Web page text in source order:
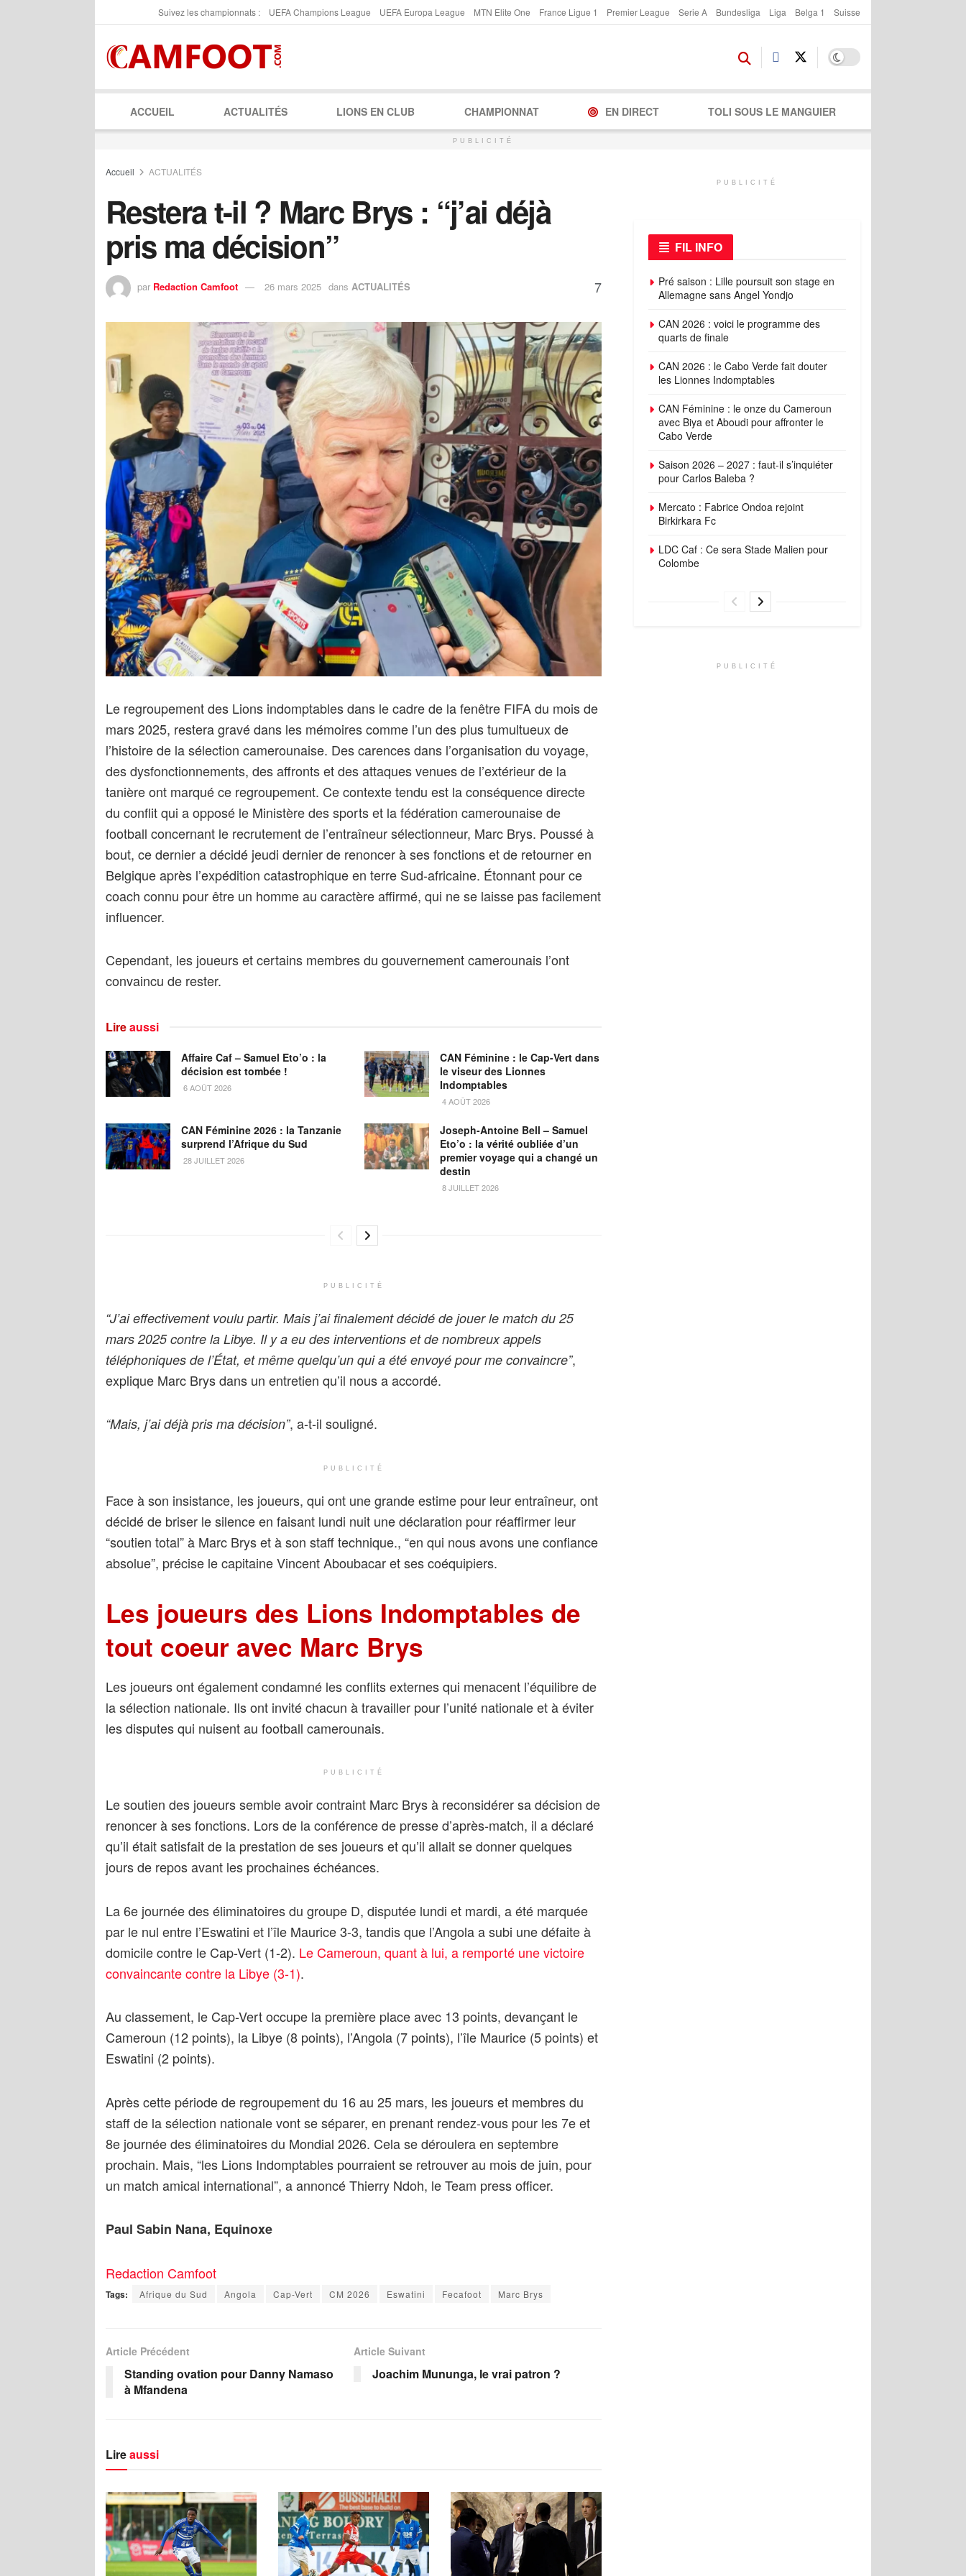
Suivez les championnats : UEFA Champions League UEFA Europa League MTN Elite One France Ligue 1 Premier League Serie A Bundesliga Liga Belga 1 Suisse
ACCUEIL ACTUALITÉS LIONS EN CLUB CHAMPIONNAT EN DIRECT TOLI SOUS LE MANGUIER
PUBLICITÉ
Accueil ACTUALITÉS
Restera t-il ? Marc Brys : “j’ai déjà
pris ma décision”
par Redaction Camfoot 26 mars 2025 dans ACTUALITÉS 7
Le regroupement des Lions indomptables dans le cadre de la fenêtre FIFA du mois de
mars 2025, restera gravé dans les mémoires comme l’un des plus tumultueux de
l’histoire de la sélection camerounaise. Des carences dans l’organisation du voyage,
des dysfonctionnements, des affronts et des attaques venues de l’extérieur de la
tanière ont marqué ce regroupement. Ce contexte tendu est la conséquence directe
du conflit qui a opposé le Ministère des sports et la fédération camerounaise de
football concernant le recrutement de l’entraîneur sélectionneur, Marc Brys. Poussé à
bout, ce dernier a décidé jeudi dernier de renoncer à ses fonctions et de retourner en
Belgique après l’expédition catastrophique en terre Sud-africaine. Étonnant pour ce
coach connu pour être un homme au caractère affirmé, qui ne se laisse pas facilement
influencer.
Cependant, les joueurs et certains membres du gouvernement camerounais l’ont
convaincu de rester.
Lireaussi
Affaire Caf – Samuel Eto’o : la
décision est tombée !
6 AOÛT 2026
CAN Féminine : le Cap-Vert dans
le viseur des Lionnes
Indomptables
4 AOÛT 2026
CAN Féminine 2026 : la Tanzanie
surprend l’Afrique du Sud
28 JUILLET 2026
Joseph-Antoine Bell – Samuel
Eto’o : la vérité oubliée d’un
premier voyage qui a changé un
destin
8 JUILLET 2026
PUBLICITÉ
“J’ai effectivement voulu partir. Mais j’ai finalement décidé de jouer le match du 25
mars 2025 contre la Libye. Il y a eu des interventions et de nombreux appels
téléphoniques de l’État, et même quelqu’un qui a été envoyé pour me convaincre”,
explique Marc Brys dans un entretien qu’il nous a accordé.
“Mais, j’ai déjà pris ma décision”, a-t-il souligné.
PUBLICITÉ
Face à son insistance, les joueurs, qui ont une grande estime pour leur entraîneur, ont
décidé de briser le silence en faisant lundi nuit une déclaration pour réaffirmer leur
“soutien total” à Marc Brys et à son staff technique., “en qui nous avons une confiance
absolue”, précise le capitaine Vincent Aboubacar et ses coéquipiers.
Les joueurs des Lions Indomptables de
tout coeur avec Marc Brys
Les joueurs ont également condamné les conflits externes qui menacent l’équilibre de
la sélection nationale. Ils ont invité chacun à travailler pour l’unité nationale et à éviter
les disputes qui nuisent au football camerounais.
PUBLICITÉ
Le soutien des joueurs semble avoir contraint Marc Brys à reconsidérer sa décision de
renoncer à ses fonctions. Lors de la conférence de presse d’après-match, il a déclaré
qu’il était satisfait de la prestation de ses joueurs et qu’il allait se donner quelques
jours de repos avant les prochaines échéances.
La 6e journée des éliminatoires du groupe D, disputée lundi et mardi, a été marquée
par le nul entre l’Eswatini et l’île Maurice 3-3, tandis que l’Angola a subi une défaite à
domicile contre le Cap-Vert (1-2). Le Cameroun, quant à lui, a remporté une victoire
convaincante contre la Libye (3-1).
Au classement, le Cap-Vert occupe la première place avec 13 points, devançant le
Cameroun (12 points), la Libye (8 points), l’Angola (7 points), l’île Maurice (5 points) et
Eswatini (2 points).
Après cette période de regroupement du 16 au 25 mars, les joueurs et membres du
staff de la sélection nationale vont se séparer, en prenant rendez-vous pour les 7e et
8e journée des éliminatoires du Mondial 2026. Cela se déroulera en septembre
prochain. Mais, “les Lions Indomptables pourraient se retrouver au mois de juin, pour
un match amical international”, a annoncé Thierry Ndoh, le Team press officer.
Paul Sabin Nana, Equinoxe
Redaction Camfoot
Tags: Afrique du Sud Angola Cap-Vert CM 2026 Eswatini Fecafoot Marc Brys
Article Précédent
Standing ovation pour Danny Namaso
à Mfandena
Article Suivant
Joachim Mununga, le vrai patron ?
Lireaussi
PUBLICITÉ
FIL INFO
Pré saison : Lille poursuit son stage en
Allemagne sans Angel Yondjo
CAN 2026 : voici le programme des
quarts de finale
CAN 2026 : le Cabo Verde fait douter
les Lionnes Indomptables
CAN Féminine : le onze du Cameroun
avec Biya et Aboudi pour affronter le
Cabo Verde
Saison 2026 – 2027 : faut-il s’inquiéter
pour Carlos Baleba ?
Mercato : Fabrice Ondoa rejoint
Birkirkara Fc
LDC Caf : Ce sera Stade Malien pour
Colombe
PUBLICITÉ